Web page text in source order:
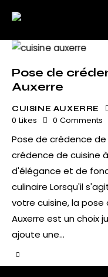
Pose de
Auxerre
CUISINE AUXERRE
0 Likes 0 Comments
Pose de crédence de
crédence de cuisine
d'élégance et de
culinaire Lorsqu'il
votre cuisine, la
Auxerre est un choix
ajoute une…